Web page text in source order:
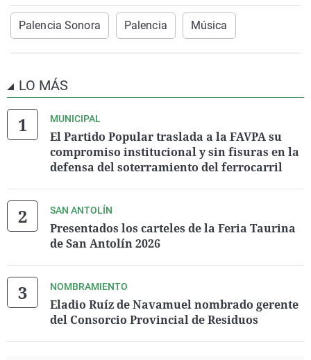
Palencia Sonora Palencia Música
LO MÁS
MUNICIPAL
El Partido Popular traslada a la FAVPA su
compromiso institucional y sin fisuras en la
defensa del soterramiento del ferrocarril
SAN ANTOLÍN
Presentados los carteles de la Feria Taurina
de San Antolín 2026
NOMBRAMIENTO
Eladio Ruíz de Navamuel nombrado gerente
del Consorcio Provincial de Residuos